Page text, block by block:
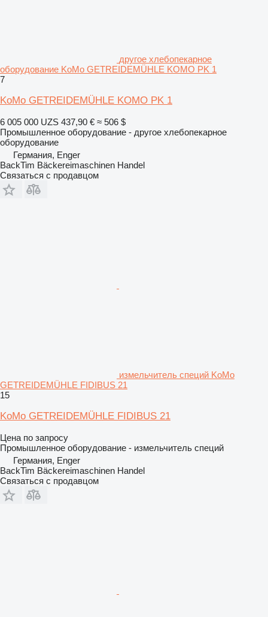
другое хлебопекарное
оборудование KoMo GETREIDEMÜHLE KOMO PK 1
7
KoMo GETREIDEMÜHLE KOMO PK 1
6 005 000 UZS 437,90 € ≈ 506 $
Промышленное оборудование - другое хлебопекарное
оборудование
Германия, Enger
BackTim Bäckereimaschinen Handel
Связаться с продавцом
измельчитель специй KoMo
GETREIDEMÜHLE FIDIBUS 21
15
KoMo GETREIDEMÜHLE FIDIBUS 21
Цена по запросу
Промышленное оборудование - измельчитель специй
Германия, Enger
BackTim Bäckereimaschinen Handel
Связаться с продавцом